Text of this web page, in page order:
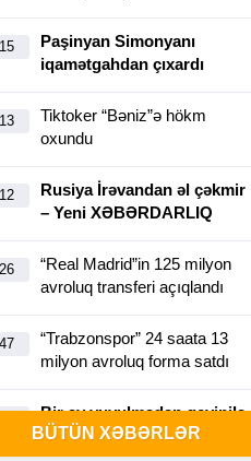
Paşinyan Simonyanı
iqamətgahdan çıxardı
Tiktoker “Bəniz”ə hökm
oxundu
Rusiya İrəvandan əl çəkmir
– Yeni XƏBƏRDARLIQ
“Real Madrid”in 125 milyon
avroluq transferi açıqlandı
“Trabzonspor” 24 saata 13
milyon avroluq forma satdı
Bir ay yuyulmadan geyinilə
bilən futbolka yaradıldı-
BÜTÜN XƏBƏRLƏR